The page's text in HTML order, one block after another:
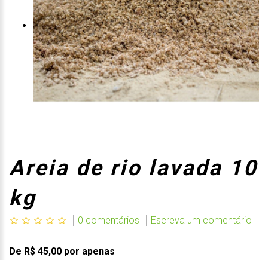
Areia de rio lavada 10
kg
0 comentários Escreva um comentário
De R$ 45,00 por apenas